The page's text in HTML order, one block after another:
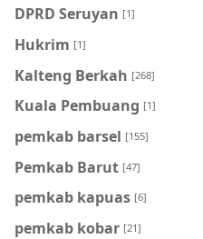
DPRD Seruyan [1]
Hukrim [1]
Kalteng Berkah [268]
Kuala Pembuang [1]
pemkab barsel [155]
Pemkab Barut [47]
pemkab kapuas [6]
pemkab kobar [21]